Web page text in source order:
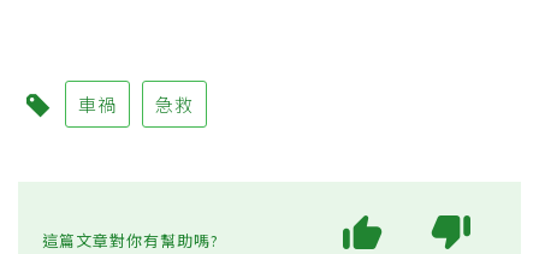
車禍 急救
這篇文章對你有幫助嗎?